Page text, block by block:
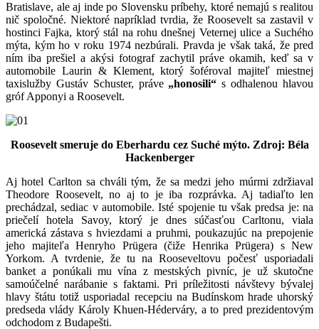
Bratislave, ale aj inde po Slovensku príbehy, ktoré nemajú s realitou
nič spoločné. Niektoré napríklad tvrdia, že Roosevelt sa zastavil v
hostinci Fajka, ktorý stál na rohu dnešnej Veternej ulice a Suchého
mýta, kým ho v roku 1974 nezbúrali. Pravda je však taká, že pred
ním iba prešiel a akýsi fotograf zachytil práve okamih, keď sa v
automobile Laurin & Klement, ktorý šoféroval majiteľ miestnej
taxislužby Gustáv Schuster, práve „honosili“s odhalenou hlavou
gróf Apponyi a Roosevelt.
Roosevelt smeruje do Eberhardu cez Suché mýto. Zdroj: Béla
Hackenberger
Aj hotel Carlton sa chváli tým, že sa medzi jeho múrmi zdržiaval
Theodore Roosevelt, no aj to je iba rozprávka. Aj tadiaľto len
prechádzal, sediac v automobile. Isté spojenie tu však predsa je: na
priečelí hotela Savoy, ktorý je dnes súčasťou Carltonu, viala
americká zástava s hviezdami a pruhmi, poukazujúc na prepojenie
jeho majiteľa Henryho Prügera (čiže Henrika Prügera) s New
Yorkom. A tvrdenie, že tu na Rooseveltovu počesť usporiadali
banket a ponúkali mu vína z mestských pivníc, je už skutočne
samoúčelné narábanie s faktami. Pri príležitosti návštevy bývalej
hlavy štátu totiž usporiadal recepciu na Budínskom hrade uhorský
predseda vlády Károly Khuen-Héderváry, a to pred prezidentovým
odchodom z Budapešti.